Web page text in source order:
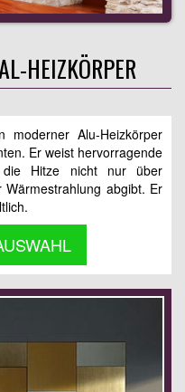
HEIZKÖRPER
moderner Alu-Heizkörper
Er weist hervorragende
die Hitze nicht nur über
abgibt. Er